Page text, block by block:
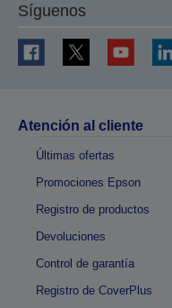
Síguenos
Atención al cliente
Últimas ofertas
Promociones Epson
Registro de productos
Devoluciones
Control de garantía
Registro de CoverPlus